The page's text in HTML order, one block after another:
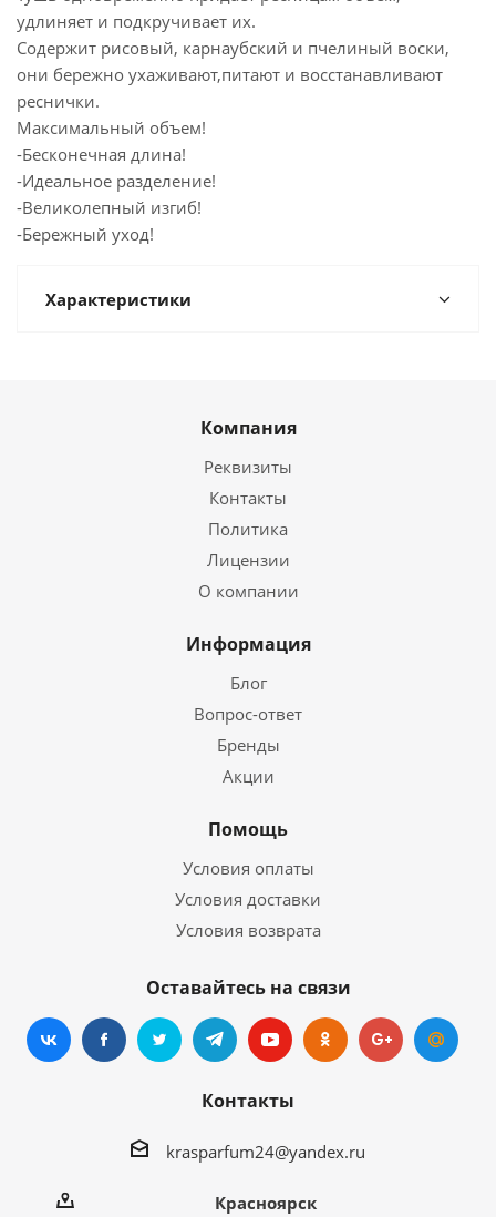
удлиняет и подкручивает их.
Содержит рисовый, карнаубский и пчелиный воски,
они бережно ухаживают,питают и восстанавливают
реснички.
Максимальный объем!
-Бесконечная длина!
-Идеальное разделение!
-Великолепный изгиб!
-Бережный уход!
Характеристики
Компания
Реквизиты
Контакты
Политика
Лицензии
О компании
Информация
Блог
Вопрос-ответ
Бренды
Акции
Помощь
Условия оплаты
Условия доставки
Условия возврата
Оставайтесь на связи
Контакты
krasparfum24@yandex.ru
Красноярск